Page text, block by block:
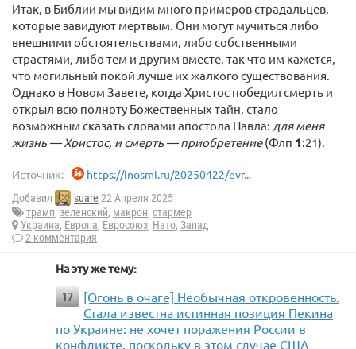
Итак, в Библии мы видим много примеров страдальцев,
которые завидуют мертвым. Они могут мучиться либо
внешними обстоятельствами, либо собственными
страстями, либо тем и другим вместе, так что им кажется,
что могильный покой лучше их жалкого существования.
Однако в Новом Завете, когда Христос победил смерть и
открыл всю полноту Божественных тайн, стало
возможным сказать словами апостола Павла: для меня
жизнь — Христос, и смерть — приобретение(Флп 1:21).
Источник: https://inosmi.ru/20250422/evr...
Добавил suare 22 Апреля 2025
трамп, зеленский, макрон, стармер
Украина, Европа, Евросоюз, Нато, Запад
2 комментария
На эту же тему:
17
[Огонь в очаге] Необычная откровенность.
Стала известна истинная позиция Пекина
по Украине: не хочет поражения России в
конфликте, поскольку в этом случае США